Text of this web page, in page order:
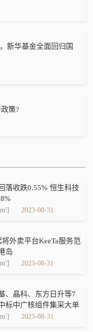
新华基金全面回归国
策?
落收跌0.55% 恒生科技
2023-08-31
外卖平台KeeTa服务范
岛
2023-08-31
、晶科、东方日升等7
标中广核组件集采大单
2023-08-31